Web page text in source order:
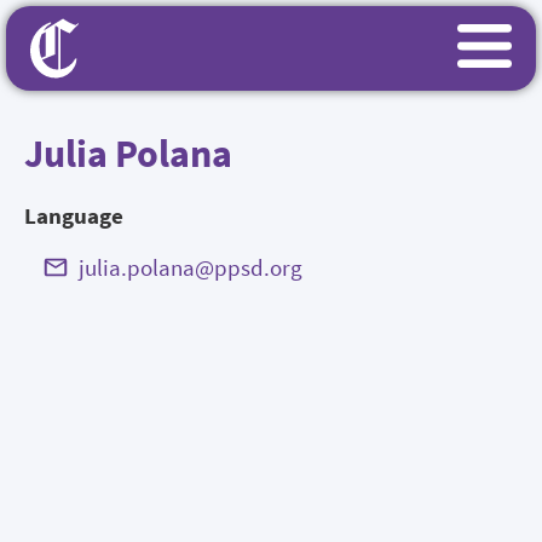
Julia Polana
Language
julia.polana@ppsd.org